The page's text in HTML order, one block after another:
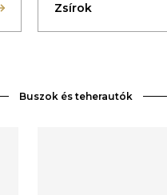
Zsírok
Buszok és teherautók